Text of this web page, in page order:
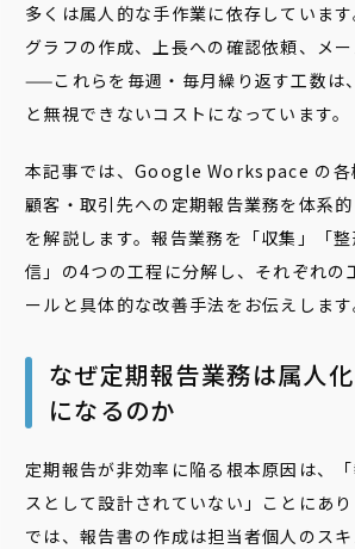
多くは属人的な手作業に依存しています
グラフの作成、上長への確認依頼、メ
——これらを毎週・毎月繰り返す工数は
と無視できないコストになっています。
本記事では、Google Workspace の各
顧客・取引先への定期報告業務を体系
を解説します。報告業務を「収集」「
信」の4つの工程に分解し、それぞれの
ールと具体的な改善手法をお伝えします
なぜ定期報告業務は属人
になるのか
定期報告が非効率に陥る根本原因は、
スとして設計されていない」ことにあ
では、報告書の作成は担当者個人のス